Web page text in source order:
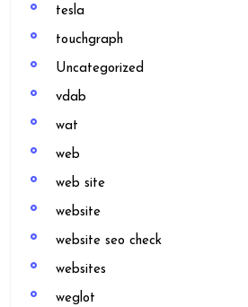
tesla
touchgraph
Uncategorized
vdab
wat
web
web site
website
website seo check
websites
weglot